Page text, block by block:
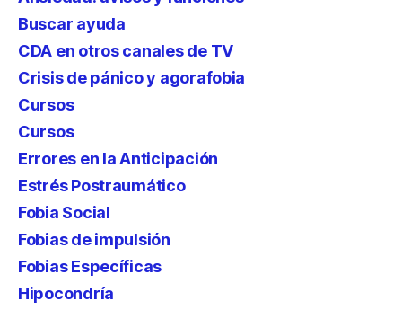
Buscar ayuda
CDA en otros canales de TV
Crisis de pánico y agorafobia
Cursos
Cursos
Errores en la Anticipación
Estrés Postraumático
Fobia Social
Fobias de impulsión
Fobias Específicas
Hipocondría